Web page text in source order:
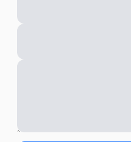
باید درست متناسب با سن،
بدون شناخت مشتری محال
آنلاین‌شاپ بنویسید که
برای خرید از شما ترغیب کند.